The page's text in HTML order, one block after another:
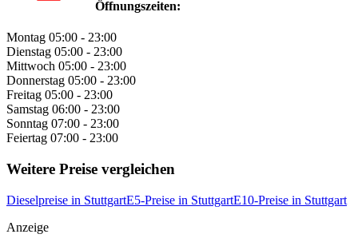
Öffnungszeiten:
Montag 05:00 - 23:00
Dienstag 05:00 - 23:00
Mittwoch 05:00 - 23:00
Donnerstag 05:00 - 23:00
Freitag 05:00 - 23:00
Samstag 06:00 - 23:00
Sonntag 07:00 - 23:00
Feiertag 07:00 - 23:00
Weitere Preise vergleichen
Dieselpreise in StuttgartE5-Preise in StuttgartE10-Preise in Stuttgart
Anzeige